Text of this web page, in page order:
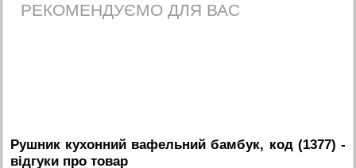
РЕКОМЕНДУЄМО ДЛЯ ВАС
Рушник кухонний вафельний бамбук, код (1377) -
вiдгуки про товар